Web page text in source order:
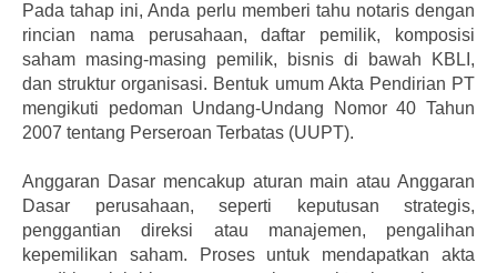
Pada tahap ini, Anda perlu memberi tahu notaris dengan
rincian nama perusahaan, daftar pemilik, komposisi
saham masing-masing pemilik, bisnis di bawah KBLI,
dan struktur organisasi. Bentuk umum Akta Pendirian PT
mengikuti pedoman Undang-Undang Nomor 40 Tahun
2007 tentang Perseroan Terbatas (UUPT).
Anggaran Dasar mencakup aturan main atau Anggaran
Dasar perusahaan, seperti keputusan strategis,
penggantian direksi atau manajemen, pengalihan
kepemilikan saham. Proses untuk mendapatkan akta